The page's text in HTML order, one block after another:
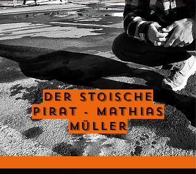
Der Stoische
Pirat - Mathias
Müller